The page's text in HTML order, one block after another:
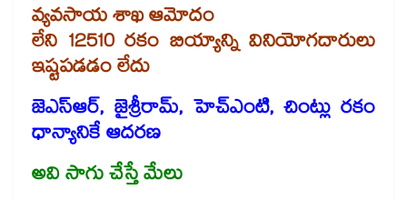
వ్యవసాయ శాఖ ఆమోదం
లేని 12510 రకం బియ్యాన్ని వినియోగదారులు
ఇష్టపడడం లేదు
జెఎస్ఆర్, జైశ్రీరామ్, హెచ్ఎంటి, చింట్లు రకం
ధాన్యానికే ఆదరణ
అవి సాగు చేస్తే మేలు